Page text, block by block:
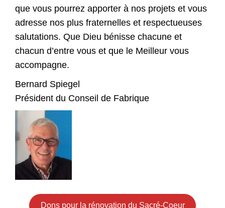
que vous pourrez apporter à nos projets et vous
adresse nos plus fraternelles et respectueuses
salutations. Que Dieu bénisse chacune et
chacun d’entre vous et que le Meilleur vous
accompagne.
Bernard Spiegel
Président du Conseil de Fabrique
Dons pour la rénovation du Sacré-Coeur